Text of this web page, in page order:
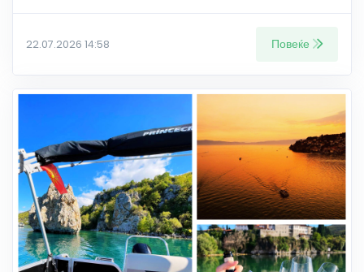
22.07.2026 14:58 Повеќе